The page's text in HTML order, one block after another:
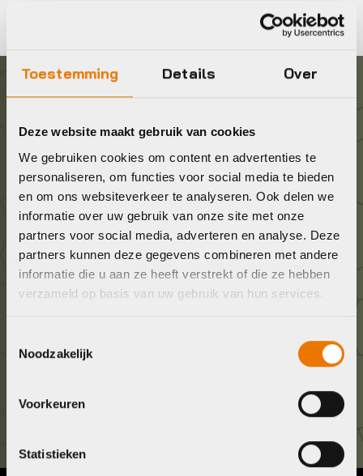
Toestemming Details Over
Deze website maakt gebruik van cookies
We gebruiken cookies om content en advertenties te
personaliseren, om functies voor social media te bieden
en om ons websiteverkeer te analyseren. Ook delen we
informatie over uw gebruik van onze site met onze
partners voor social media, adverteren en analyse. Deze
partners kunnen deze gegevens combineren met andere
informatie die u aan ze heeft verstrekt of die ze hebben
verzameld op basis van uw gebruik van hun services.
Noodzakelijk
Voorkeuren
Statistieken
Wij staan voor je klaar! Neem contact op via de
onderstaande gegevens.
Stuur ons een e-mail
info@bykestore.nl
Geef ons een belletje
Kom langs!
1315 BP Almere